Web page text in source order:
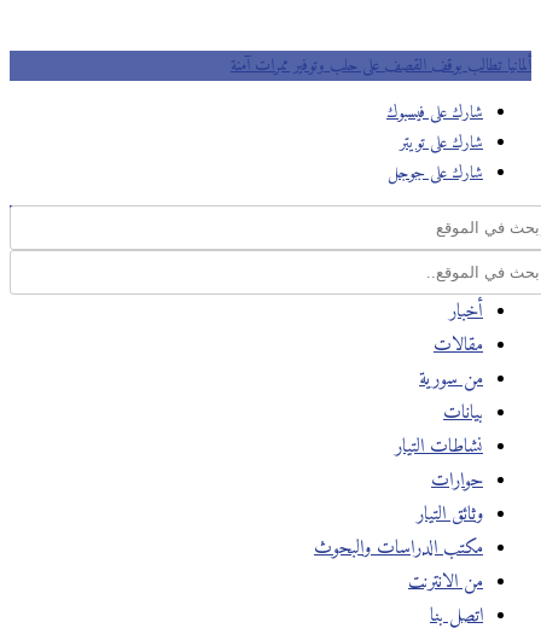
تطالب بوقف القصف على حلب وتوفير ممرات آمنة
شارك على فيسبوك
شارك على تويتر
شارك على جوجل
أخبار
مقالات
من سورية
بيانات
نشاطات التيار
حوارات
وثائق التيار
مكتب الدراسات والبحوث
من الانترنت
اتصل بنا